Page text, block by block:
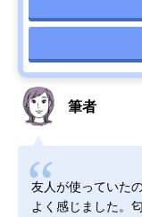
筆者
友人が使っていた
よく感じました。